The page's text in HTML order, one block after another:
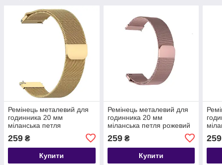
Ремінець металевий для
годинника 20 мм
міланська петля
259 ₴
Купити
Ремінець металевий для
годинника 20 мм
міланська петля рожевий
259₴
Купити
259